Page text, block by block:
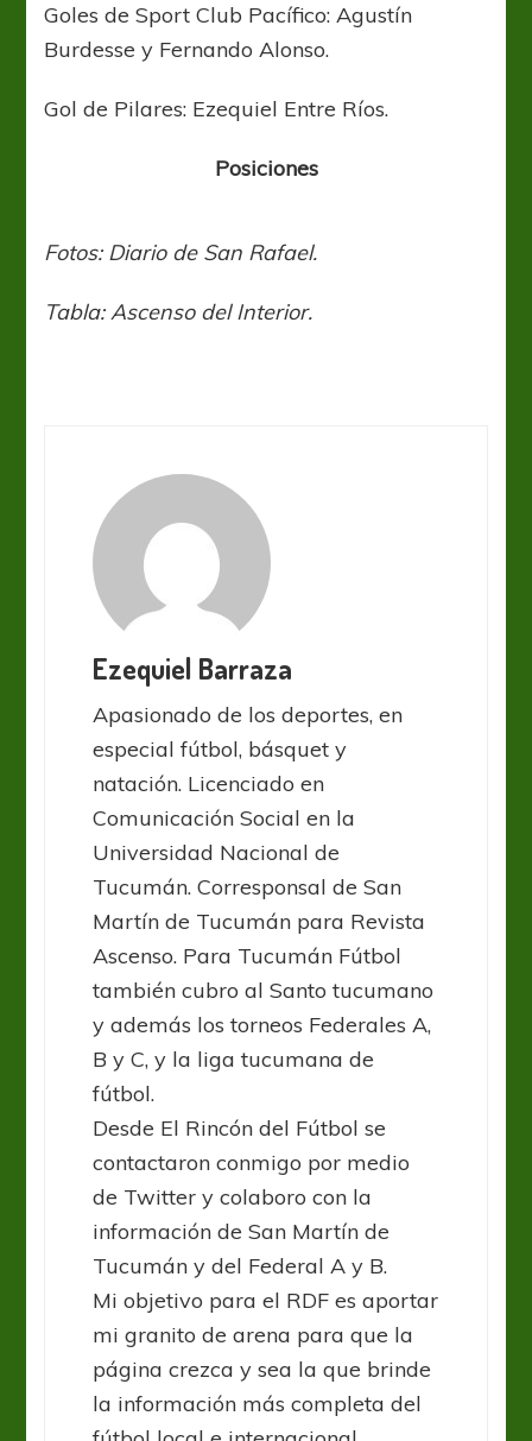
Goles de Sport Club Pacífico: Agustín
Burdesse y Fernando Alonso.
Gol de Pilares: Ezequiel Entre Ríos.
Posiciones
Fotos: Diario de San Rafael.
Tabla: Ascenso del Interior.
Ezequiel Barraza
Apasionado de los deportes, en
especial fútbol, básquet y
natación. Licenciado en
Comunicación Social en la
Universidad Nacional de
Tucumán. Corresponsal de San
Martín de Tucumán para Revista
Ascenso. Para Tucumán Fútbol
también cubro al Santo tucumano
y además los torneos Federales A,
B y C, y la liga tucumana de
fútbol.
Desde El Rincón del Fútbol se
contactaron conmigo por medio
de Twitter y colaboro con la
información de San Martín de
Tucumán y del Federal A y B.
Mi objetivo para el RDF es aportar
mi granito de arena para que la
página crezca y sea la que brinde
la información más completa del